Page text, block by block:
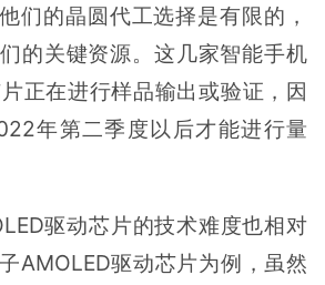
们的晶圆代工选择是有限的，
的关键资源。这几家智能手机
正在进行样品输出或验证，因
年第二季度以后才能进行量
驱动芯片的技术难度也相对
AMOLED驱动芯片为例，虽然